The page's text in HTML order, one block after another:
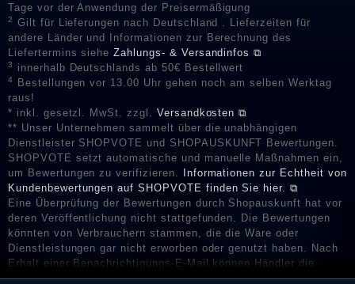
Tage vor der Anwendung der Preisermäßigung
2
Gilt für Lieferungen nach Deutschland . Lieferzeiten für
andere Länder und Informationen zur Berechnung des
Liefertermins sieheZahlungs- & Versandinfos ⧉
3 innerhalb Deutschlands ab 50€ Bestellwert
4
Bestellungen vor 13.00 Uhr gehen noch am selben Werktag
raus!
* inkl. gesetzl. MwSt. zzgl. Versandkosten ⧉
** Unser Unternehmen sammelt über die unabhängigen
Dienstleister SHOPVOTE und SHOPAUSKUNFT Bewertungen.
SHOPVOTE setzt automatische und manuelle Maßnahmen ein,
um Bewertungen zu verifizieren.
Informationen zur Echtheit von
Kundenbewertungen auf SHOPVOTE finden Sie hier. ⧉
Eine Überprüfung der Bewertungen durch Shopauskunft hat vor
deren Veröffentlichung nicht stattgefunden. Die Bewertungen
könnten von Verbrauchern stammen, die die Ware oder
Dienstleistungen gar nicht erworben oder genutzt haben. Nach
Erhalt einer Benachrichtigungs-E-Mail können Händler die
Bewertungen verifizieren und über die erfolgte Verifizierung im